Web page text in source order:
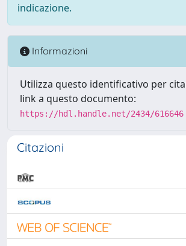
indicazione.
Informazioni
Utilizza questo identificativo per
link a questo documento:
https://hdl.handle.net/2434/616646
Citazioni